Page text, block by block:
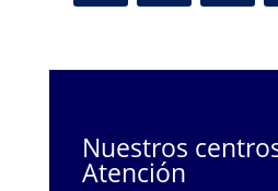
Nuestros
Atención